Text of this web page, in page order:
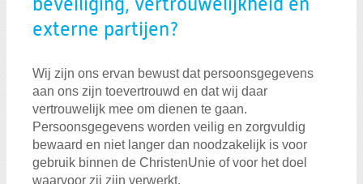
beveiliging, vertrouwelijkheid en
externe partijen?
Wij zijn ons ervan bewust dat persoonsgegevens
aan ons zijn toevertrouwd en dat wij daar
vertrouwelijk mee om dienen te gaan.
Persoonsgegevens worden veilig en zorgvuldig
bewaard en niet langer dan noodzakelijk is voor
gebruik binnen de ChristenUnie of voor het doel
waarvoor zij zijn verwerkt.